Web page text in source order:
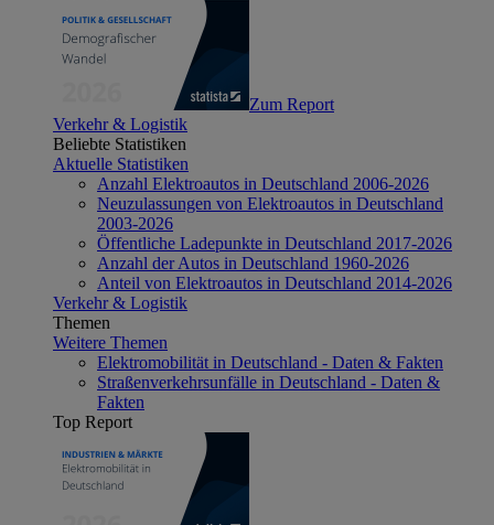
Zum Report
Verkehr & Logistik
Beliebte Statistiken
Aktuelle Statistiken
Anzahl Elektroautos in Deutschland 2006-2026
Neuzulassungen von Elektroautos in Deutschland
2003-2026
Öffentliche Ladepunkte in Deutschland 2017-2026
Anzahl der Autos in Deutschland 1960-2026
Anteil von Elektroautos in Deutschland 2014-2026
Verkehr & Logistik
Themen
Weitere Themen
Elektromobilität in Deutschland - Daten & Fakten
Straßenverkehrsunfälle in Deutschland - Daten &
Fakten
Top Report